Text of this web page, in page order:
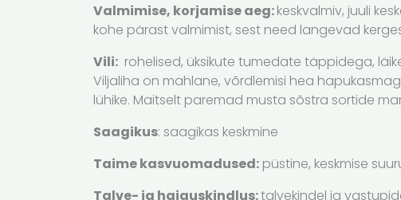
Valmimise, korjamise aeg:keskvalmiv, juuli
kohe pärast valmimist, sest need langevad
Vili: rohelised, üksikute tumedate täppidega,
Viljaliha on mahlane, võrdlemisi hea
lühike. Maitselt paremad musta sõstra sortide
Saagikus: saagikas keskmine
Taime kasvuomadused: püstine, keskmise
Talve- ja haiguskindlus:talvekindel ja